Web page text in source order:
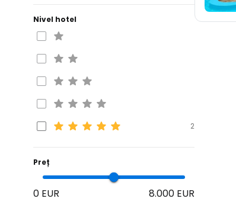
Nivel hotel
2
Preț
0 EUR 8.000 EUR